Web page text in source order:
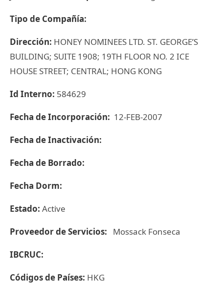
Tipo de Compañía:
Dirección: HONEY NOMINEES LTD. ST. GEORGE’S
BUILDING; SUITE 1908; 19TH FLOOR NO. 2 ICE
HOUSE STREET; CENTRAL; HONG KONG
Id Interno: 584629
Fecha de Incorporación: 12-FEB-2007
Fecha de Inactivación:
Fecha de Borrado:
Fecha Dorm:
Estado: Active
Proveedor de Servicios: Mossack Fonseca
IBCRUC:
Códigos de Países: HKG